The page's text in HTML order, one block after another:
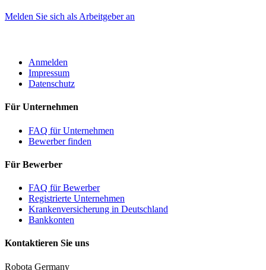
Melden Sie sich als Arbeitgeber an
Anmelden
Impressum
Datenschutz
Für Unternehmen
FAQ für Unternehmen
Bewerber finden
Für Bewerber
FAQ für Bewerber
Registrierte Unternehmen
Krankenversicherung in Deutschland
Bankkonten
Kontaktieren Sie uns
Robota Germany